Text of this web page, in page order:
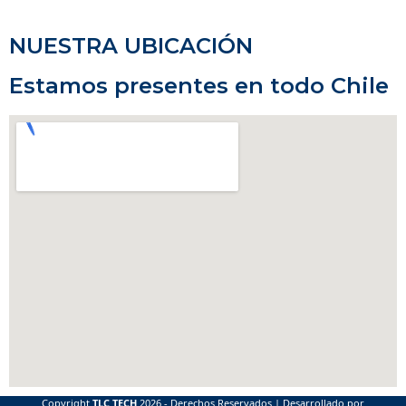
NUESTRA UBICACIÓN
Estamos presentes en todo Chile
Copyright TLC TECH 2026 - Derechos Reservados | Desarrollado por